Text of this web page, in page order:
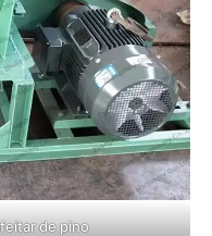
de pino